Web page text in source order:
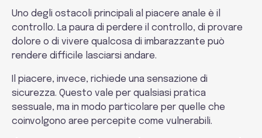
Uno degli ostacoli principali al piacere anale è il
controllo. La paura di perdere il controllo, di provare
dolore o di vivere qualcosa di imbarazzante può
rendere difficile lasciarsi andare.
Il piacere, invece, richiede una sensazione di
sicurezza. Questo vale per qualsiasi pratica
sessuale, ma in modo particolare per quelle che
coinvolgono aree percepite come vulnerabili.